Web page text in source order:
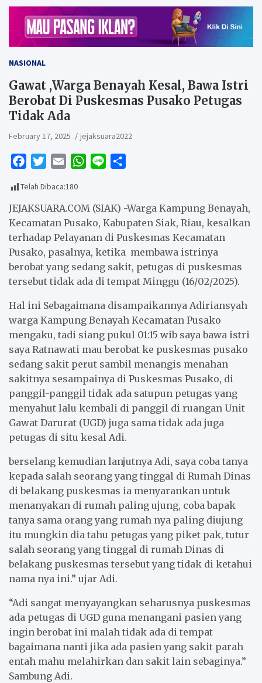
NASIONAL
Gawat ,Warga Benayah Kesal, Bawa Istri
Berobat Di Puskesmas Pusako Petugas
Tidak Ada
February 17, 2025 jejaksuara2022
c
e
b
o
o
k
i
t
t
e
r
a
i
l
W
t
s
A
p
p
e
r
e
Telah Dibaca:180
JEJAKSUARA.COM (SIAK) -Warga Kampung Benayah,
Kecamatan Pusako, Kabupaten Siak, Riau, kesalkan
terhadap Pelayanan di Puskesmas Kecamatan
Pusako, pasalnya, ketika membawa istrinya
berobat yang sedang sakit, petugas di puskesmas
tersebut tidak ada di tempat Minggu (16/02/2025).
Hal ini Sebagaimana disampaikannya Adiriansyah
warga Kampung Benayah Kecamatan Pusako
mengaku, tadi siang pukul 01:15 wib saya bawa istri
saya Ratnawati mau berobat ke puskesmas pusako
sedang sakit perut sambil menangis menahan
sakitnya sesampainya di Puskesmas Pusako, di
panggil-panggil tidak ada satupun petugas yang
menyahut lalu kembali di panggil di ruangan Unit
Gawat Darurat (UGD) juga sama tidak ada juga
petugas di situ kesal Adi.
berselang kemudian lanjutnya Adi, saya coba tanya
kepada salah seorang yang tinggal di Rumah Dinas
di belakang puskesmas ia menyarankan untuk
menanyakan di rumah paling ujung, coba bapak
tanya sama orang yang rumah nya paling diujung
itu mungkin dia tahu petugas yang piket pak, tutur
salah seorang yang tinggal di rumah Dinas di
belakang puskesmas tersebut yang tidak di ketahui
nama nya ini.” ujar Adi.
“Adi sangat menyayangkan seharusnya puskesmas
ada petugas di UGD guna menangani pasien yang
ingin berobat ini malah tidak ada di tempat
bagaimana nanti jika ada pasien yang sakit parah
entah mahu melahirkan dan sakit lain sebaginya.”
Sambung Adi.